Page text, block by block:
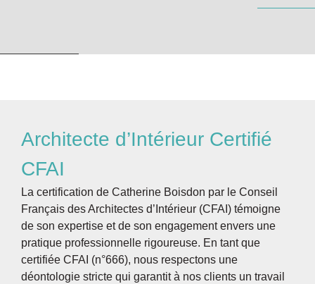
Architecte d’Intérieur Certifié
CFAI
La certification de Catherine Boisdon par le Conseil
Français des Architectes d’Intérieur (CFAI) témoigne
de son expertise et de son engagement envers une
pratique professionnelle rigoureuse. En tant que
certifiée CFAI (n°666), nous respectons une
déontologie stricte qui garantit à nos clients un travail